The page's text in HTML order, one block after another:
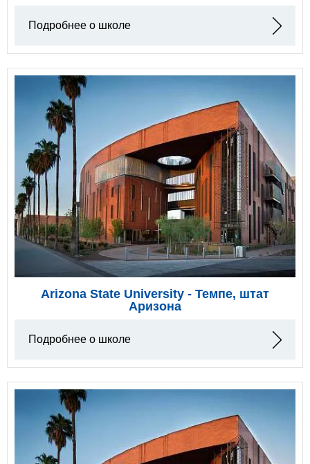
Подробнее о школе
Arizona State University - Темпе, штат
Аризона
Подробнее о школе